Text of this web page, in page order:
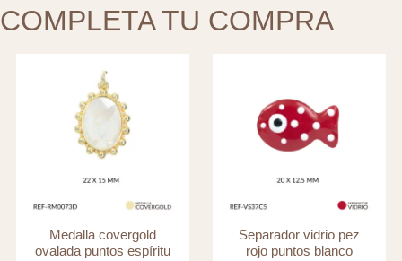
COMPLETA TU COMPRA
Medalla covergold
ovalada puntos espíritu
Separador vidrio pez
rojo puntos blanco